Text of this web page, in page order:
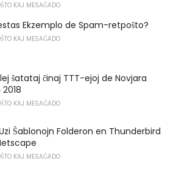
KAJ MESAĜADO
Ekzemplo de Spam-retpoŝto?
KAJ MESAĜADO
ŝatataj ĉinaj TTT-ejoj de Novjara
KAJ MESAĜADO
Ŝablonojn Folderon en Thunderbird
KAJ MESAĜADO